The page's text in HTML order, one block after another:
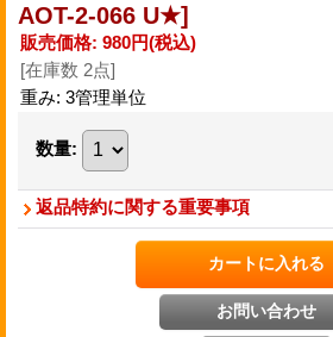
AOT-2-066 U★]
販売価格: 980円(税込)
[在庫数 2点]
重み: 3管理単位
数量:
返品特約に関する重要事項